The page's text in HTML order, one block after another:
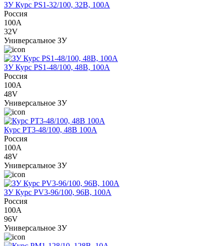
ЗУ Курс PS1-32/100, 32В, 100А
Россия
100A
32V
Универсальное ЗУ
ЗУ Курс PS1-48/100, 48В, 100А
Россия
100A
48V
Универсальное ЗУ
Курс PT3-48/100, 48В 100А
Россия
100A
48V
Универсальное ЗУ
ЗУ Курс PV3-96/100, 96В, 100А
Россия
100A
96V
Универсальное ЗУ